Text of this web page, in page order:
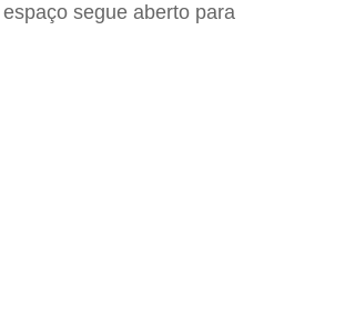
segue aberto para